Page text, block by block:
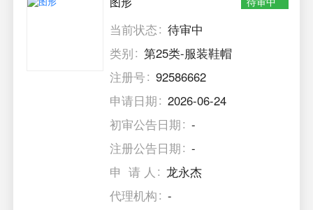
待审中
当前状态
待审中
类别
第25类-服装鞋帽
注册号
92586662
申请日期
2026-06-24
初审公告日期
-
注册公告日期
-
申 请 人
龙永杰
代理机构
-